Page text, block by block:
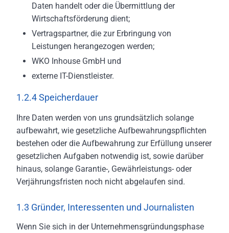
Daten handelt oder die Übermittlung der
Wirtschaftsförderung dient;
Vertragspartner, die zur Erbringung von
Leistungen herangezogen werden;
WKO Inhouse GmbH und
externe IT-Dienstleister.
1.2.4 Speicherdauer
Ihre Daten werden von uns grundsätzlich solange
aufbewahrt, wie gesetzliche Aufbewahrungspflichten
bestehen oder die Aufbewahrung zur Erfüllung unserer
gesetzlichen Aufgaben notwendig ist, sowie darüber
hinaus, solange Garantie-, Gewährleistungs- oder
Verjährungsfristen noch nicht abgelaufen sind.
1.3 Gründer, Interessenten und Journalisten
Wenn Sie sich in der Unternehmensgründungsphase